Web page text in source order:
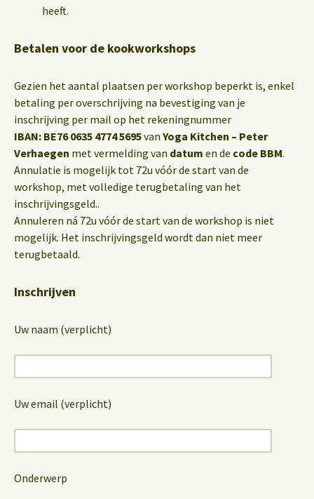
heeft.
Betalen voor de kookworkshops
Gezien het aantal plaatsen per workshop beperkt is, enkel
betaling per overschrijving na bevestiging van je
inschrijving per mail op het rekeningnummer
IBAN: BE76 0635 4774 5695van Yoga Kitchen – Peter
Verhaegen met vermelding van datum en de code BBM.
Annulatie is mogelijk tot 72u vóór de start van de
workshop, met volledige terugbetaling van het
inschrijvingsgeld..
Annuleren ná 72u vóór de start van de workshop is niet
mogelijk. Het inschrijvingsgeld wordt dan niet meer
terugbetaald.
Inschrijven
Uw naam (verplicht)
Uw email (verplicht)
Onderwerp